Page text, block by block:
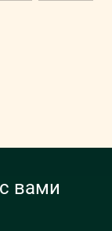
вами